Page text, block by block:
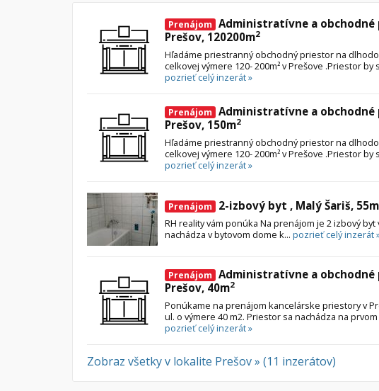
Prenájom Administratívne a
Prešov, 120200m2
Hľadáme priestranný obchodný priestor na
celkovej výmere 120- 200m² v Prešove .Priestor by
pozrieť celý inzerát »
Prenájom Administratívne a
Prešov, 150m2
Hľadáme priestranný obchodný priestor na
celkovej výmere 120- 200m² v Prešove .Priestor by
pozrieť celý inzerát »
Prenájom 2-izbový byt , Malý Šariš, 55m
RH reality vám ponúka Na prenájom je 2 izbový byt
nachádza v bytovom dome k... pozrieť celý inzerát
Prenájom Administratívne a
Prešov, 40m2
Ponúkame na prenájom kancelárske priestory v
ul. o výmere 40 m2. Priestor sa nachádza na
pozrieť celý inzerát »
Zobraz všetky v lokalite Prešov » (11 inzerátov)